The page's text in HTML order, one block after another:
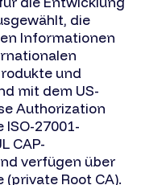
die
Informationen
und
mit dem US-
Authorization
27001-
CAP-
verfügen über
Root CA).